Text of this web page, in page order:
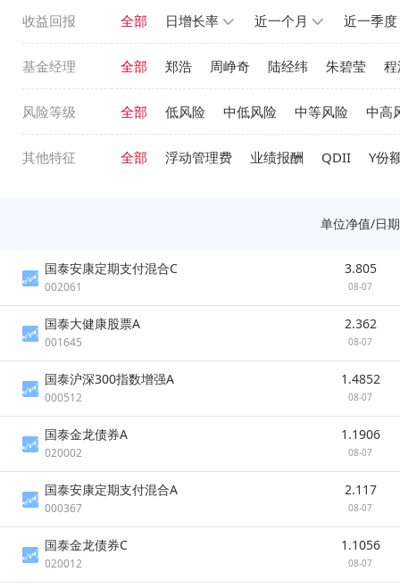
收益回报 全部 日增长率 近一个月 近一季度
基金经理 全部 郑浩 周峥奇 陆经纬 朱碧莹
风险等级 全部 低风险 中低风险 中等风险 中高
其他特征 全部 浮动管理费 业绩报酬 QDII Y份
单位净值/日期
国泰安康定期支付混合C
002061
3.805
08-07
国泰大健康股票A
001645
2.362
08-07
国泰沪深300指数增强A
000512
1.4852
08-07
国泰金龙债券A
020002
1.1906
08-07
国泰安康定期支付混合A
000367
2.117
08-07
国泰金龙债券C
020012
1.1056
08-07